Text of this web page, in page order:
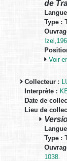
de
Type :
Voir
Collecteur :
Interprète :
Date de
Lieu de
Type :
1038.